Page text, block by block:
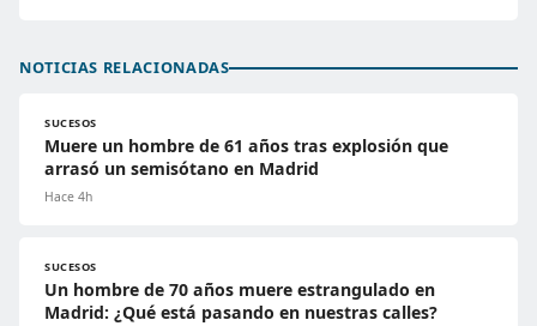
NOTICIAS RELACIONADAS
SUCESOS
Muere un hombre de 61 años tras explosión que
arrasó un semisótano en Madrid
Hace 4h
SUCESOS
Un hombre de 70 años muere estrangulado en
Madrid: ¿Qué está pasando en nuestras calles?